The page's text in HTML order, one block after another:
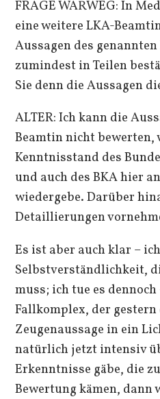
FRAGE WARWEG: In
eine weitere LKA-
Aussagen des
zumindest in Teilen
Sie denn die Aussagen
ALTER: Ich kann die
Beamtin nicht bewerten,
Kenntnisstand des
und auch des BKA hier
wiedergebe. Darüber
Detaillierungen
Es ist aber auch klar –
Selbstverständlichkeit,
muss; ich tue es
Fallkomplex, der
Zeugenaussage in ein
natürlich jetzt intensiv
Erkenntnisse gäbe, die
Bewertung kämen, dann